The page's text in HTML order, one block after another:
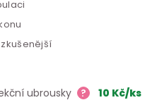
ubrousky
? 10 Kč/ks